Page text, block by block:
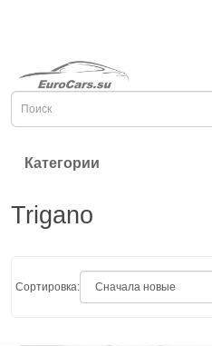
Категории
Trigano
Сортировка: